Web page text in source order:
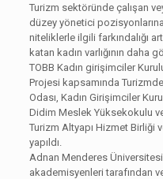
Turizm sektöründe çalışan
düzey yönetici
niteliklerle ilgili farkındalığı
katan kadın varlığının daha
TOBB Kadın girişimciler
Projesi kapsamında
Odası, Kadın Girişimciler
Didim Meslek Yüksekokulu
Turizm Altyapı Hizmet Birliği
yapıldı.
Adnan Menderes
akademisyenleri tarafından